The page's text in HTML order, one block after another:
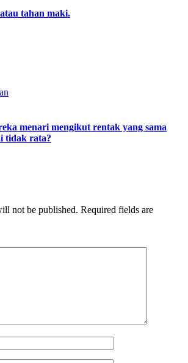
tahan maki.
menari mengikut rentak yang sama
tidak rata?
not be published. Required fields are